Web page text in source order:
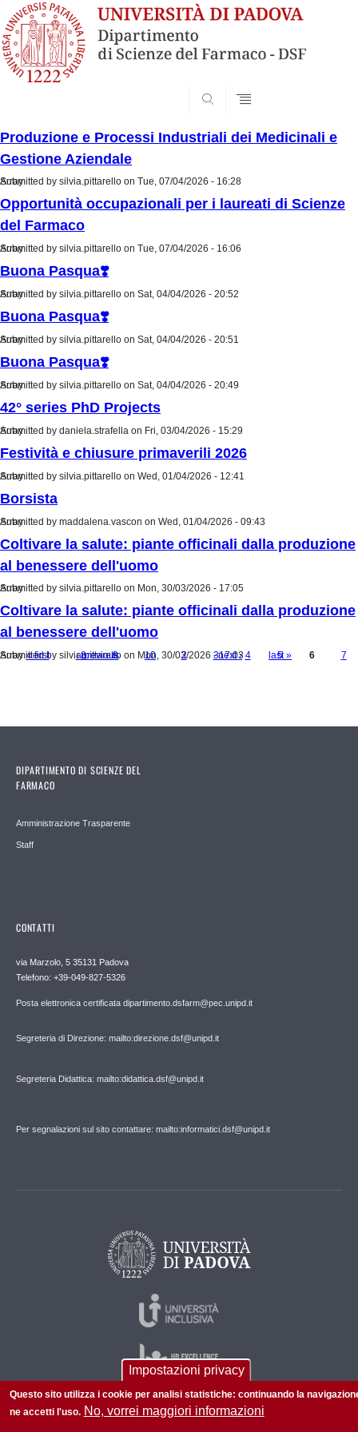
Produzione e Processi Industriali dei Medicinali e
Gestione Aziendale
Submitted by silvia.pittarello on Tue, 07/04/2026 - 16:28
Array
Opportunità occupazionali per i laureati di Scienze
del Farmaco
Submitted by silvia.pittarello on Tue, 07/04/2026 - 16:06
Array
Buona Pasqua❣️
Submitted by silvia.pittarello on Sat, 04/04/2026 - 20:52
Array
Buona Pasqua❣️
Submitted by silvia.pittarello on Sat, 04/04/2026 - 20:51
Array
Buona Pasqua❣️
Submitted by silvia.pittarello on Sat, 04/04/2026 - 20:49
Array
42° series PhD Projects
Submitted by daniela.strafella on Fri, 03/04/2026 - 15:29
Array
Festività e chiusure primaverili 2026
Submitted by silvia.pittarello on Wed, 01/04/2026 - 12:41
Array
Borsista
Submitted by maddalena.vascon on Wed, 01/04/2026 - 09:43
Array
Coltivare la salute: piante officinali dalla produzione
al benessere dell'uomo
Submitted by silvia.pittarello on Mon, 30/03/2026 - 17:05
Array
Coltivare la salute: piante officinali dalla produzione
al benessere dell'uomo
Submitted by silvia.pittarello on Mon, 30/03/2026 - 17:03
Array « first ‹ previous … 2 3 4 5 6 7
8 9 10 … next › last »
DIPARTIMENTO DI SCIENZE DEL
FARMACO
Amministrazione Trasparente
Staff
CONTATTI
via Marzolo, 5 35131 Padova
Telefono: +39-049-827-5326
Posta elettronica certificata dipartimento.dsfarm@pec.unipd.it
Segreteria di Direzione: mailto:direzione.dsf@unipd.it
Segreteria Didattica: mailto:didattica.dsf@unipd.it
Per segnalazioni sul sito contattare: mailto:informatici.dsf@unipd.it
Impostazioni privacy
Questo sito utilizza i cookie per analisi statistiche: continuando la
ne accetti l'uso. No, vorrei maggiori informazioni